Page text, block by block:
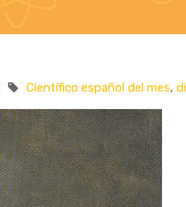
Científico español del mes,